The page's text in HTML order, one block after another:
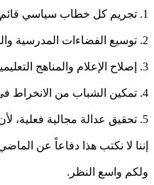
1. تجريم كل خطاب سياسي قائم على العرق أو الأصل الإثني، أسوة بما هو معمول به في دساتير ديمقراطية عديدة.
2. توسيع الفضاءات المدرسية والثقافية المشتركة، عبر سياسات تشجع التمازج الجغرافي والاجتماعي بين التلاميذ والطلبة.
3. إصلاح الإعلام والمناهج التعليمية لتقديم هوية مغربية مركبة بمرجعياتها المتعددة لا المتناقضة.
4. تمكين الشباب من الانخراط في مشاريع وطنية مشتركة، ثقافية ورياضية وتنموية، تعزز الانتماء إلى الوطن لا إلى الطائفة.
5. تحقيق عدالة مجالية فعلية، لأن غياب التنمية يولّد شعوراً بالتهميش، يُستغل لاحقاً سياسياً في قالب هوياتي.
إننا لا نكتب هذا دفاعاً عن
ولكم واسع النظر.